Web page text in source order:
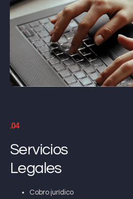
.04
Servicios
Legales
Cobro jurídico